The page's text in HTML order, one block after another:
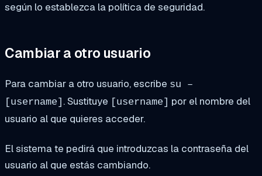
según lo establezca la política de seguridad.
Cambiar a otro usuario
Para cambiar a otro usuario, escribe su –
[username] . Sustituye [username] por el nombre del
usuario al que quieres acceder.
El sistema te pedirá que introduzcas la contraseña del
usuario al que estás cambiando.